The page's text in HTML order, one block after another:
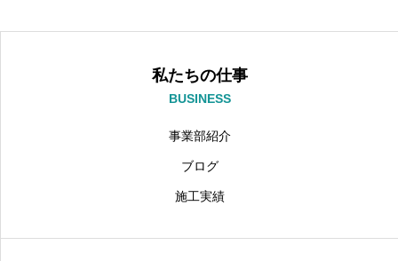
私たちの仕事
BUSINESS
事業部紹介
ブログ
施工実績